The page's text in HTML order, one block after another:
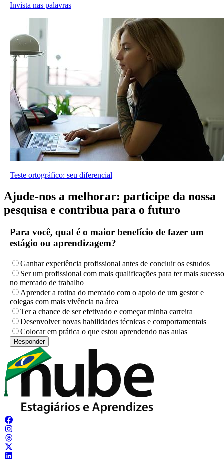
Invista nas palavras
Teste ortográfico: seu diferencial
Ajude-nos a melhorar: participe da nossa
pesquisa e contribua para o futuro
Para você, qual é o maior benefício de fazer um
estágio ou aprendizagem?
Ganhar experiência profissional antes de concluir os estudos
Ser um profissional com mais qualificações para ter mais sucesso
no mercado de trabalho
Aprender a rotina do mercado com o apoio de um gestor e
colegas com mais vivência na área
Ter a chance de ser efetivado e começar minha carreira
Desenvolver novas habilidades técnicas e comportamentais
Colocar em prática o que estou aprendendo nas aulas